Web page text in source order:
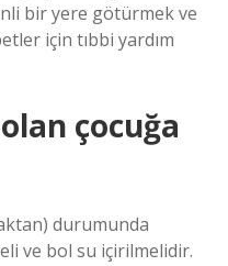
bir yere götürmek ve
için tıbbi yardım
çocuğa
durumunda
ve bol su içirilmelidir.